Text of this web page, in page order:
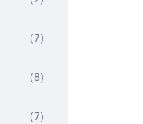
(7)
(8)
(7)